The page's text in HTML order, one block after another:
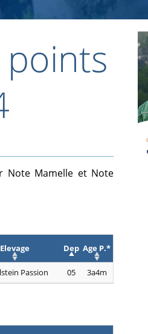
Note Mamelle et Note
Elevage Dep Age P.*
Passion 05 3a4m